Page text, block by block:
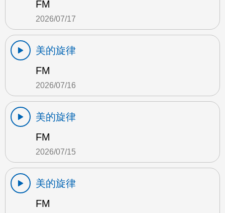
FM
2026/07/17
美的旋律
FM
2026/07/16
美的旋律
FM
2026/07/15
美的旋律
FM